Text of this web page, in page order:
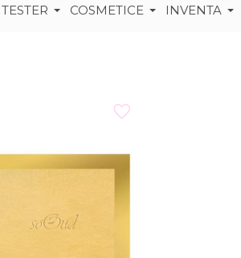
TESTER COSMETICE INVENTA